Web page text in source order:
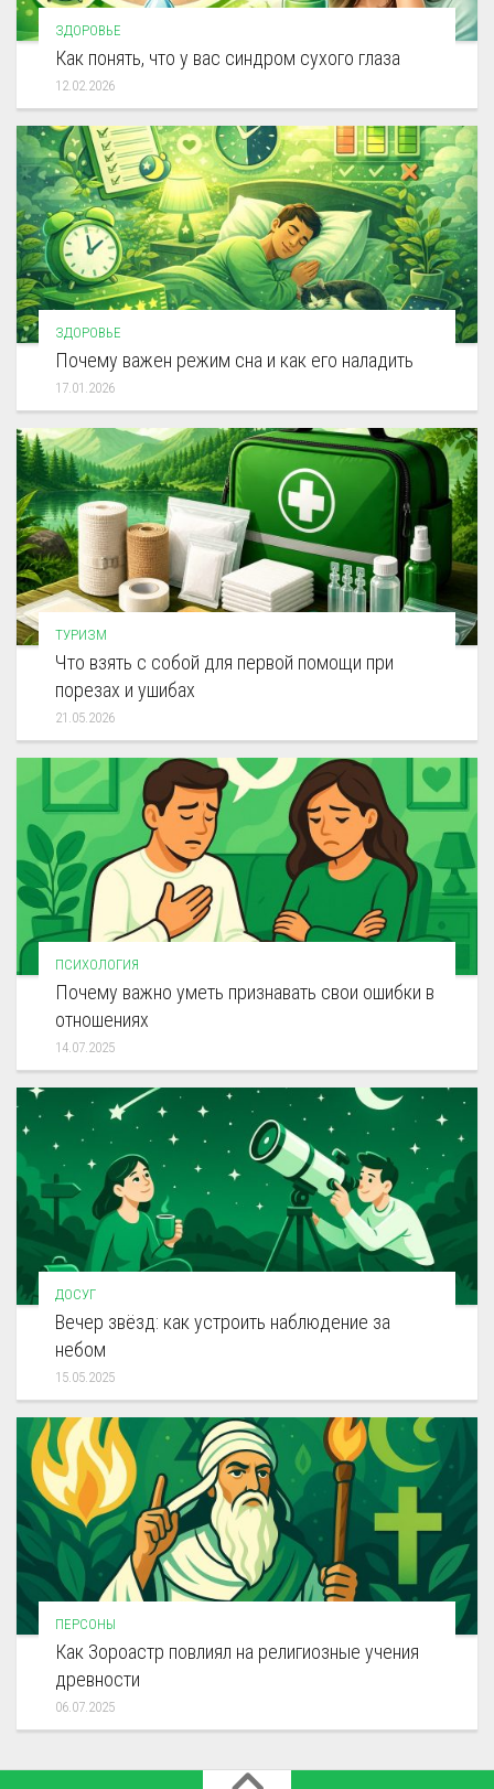
ЗДОРОВЬЕ
Как понять, что у вас синдром сухого глаза
12.02.2026
ЗДОРОВЬЕ
Почему важен режим сна и как его наладить
17.01.2026
ТУРИЗМ
Что взять с собой для первой помощи при
порезах и ушибах
21.05.2026
ПСИХОЛОГИЯ
Почему важно уметь признавать свои ошибки в
отношениях
14.07.2025
ДОСУГ
Вечер звёзд: как устроить наблюдение за
небом
15.05.2025
ПЕРСОНЫ
Как Зороастр повлиял на религиозные учения
древности
06.07.2025